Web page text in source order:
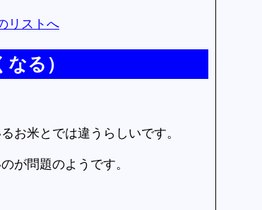
リストへ
る）
お米とでは違うらしいです。
が問題のようです。